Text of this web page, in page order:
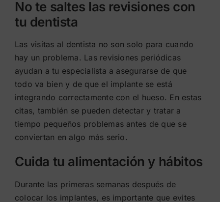
No te saltes las revisiones con
tu dentista
Las visitas al dentista no son solo para cuando
hay un problema. Las revisiones periódicas
ayudan a tu especialista a asegurarse de que
todo va bien y de que el implante se está
integrando correctamente con el hueso. En estas
citas, también se pueden detectar y tratar a
tiempo pequeños problemas antes de que se
conviertan en algo más serio.
Cuida tu alimentación y hábitos
Durante las primeras semanas después de
colocar los implantes, es importante que evites